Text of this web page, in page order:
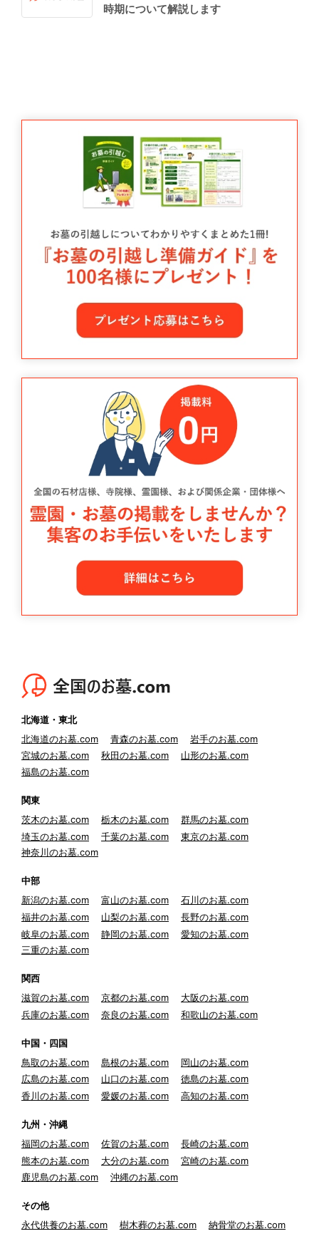
時期について解説します
北海道・東北
北海道のお墓.com
青森のお墓.com
岩手のお墓.com
宮城のお墓.com
秋田のお墓.com
山形のお墓.com
福島のお墓.com
関東
茨木のお墓.com
栃木のお墓.com
群馬のお墓.com
埼玉のお墓.com
千葉のお墓.com
東京のお墓.com
神奈川のお墓.com
中部
新潟のお墓.com
富山のお墓.com
石川のお墓.com
福井のお墓.com
山梨のお墓.com
長野のお墓.com
岐阜のお墓.com
静岡のお墓.com
愛知のお墓.com
三重のお墓.com
関西
滋賀のお墓.com
京都のお墓.com
大阪のお墓.com
兵庫のお墓.com
奈良のお墓.com 和歌山のお墓.com
中国・四国
鳥取のお墓.com
島根のお墓.com
岡山のお墓.com
広島のお墓.com
山口のお墓.com
徳島のお墓.com
香川のお墓.com
愛媛のお墓.com 高知のお墓.com
九州・沖縄
福岡のお墓.com
佐賀のお墓.com
長崎のお墓.com
熊本のお墓.com
大分のお墓.com
宮崎のお墓.com
鹿児島のお墓.com
沖縄のお墓.com
その他
永代供養のお墓.com
樹木葬のお墓.com 納骨堂のお墓.com